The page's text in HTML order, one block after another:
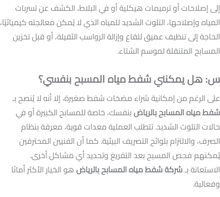
إلى إصلاحات أو ترميمات هيكلية أو في البلاط، الكشف عن تسربات
المياه وإصلاحها، التلوث الشديد للمياه الذي لا يُمكن معالجته كيميائيًا،
الحاجة إلى تنظيف عميق للقاع وإزالة الرواسب الثقيلة، أو قبل تخزين
المسابح المتنقلة لموسم الشتاء.
س: هل يمكنني شفط مياه المسبح بنفسي؟
على الرغم من إمكانية شراء مضخات شفط صغيرة، إلا أنه لا يُنصح بـ
شفط مياه المسابح بالرياضبنفسك، خاصة للمسابح الكبيرة أو في
حالات التلوث الشديد. تتطلب العملية معدات قوية، معرفة بنظام
الصرف، والالتزام بلوائح التصريف البيئية. كما أن الفنيين المحترفين
يُمكنهم فحص المسبح بعد التفريغ وتحديد أي مشاكل أخرى.
الاستعانة بـشركة شفط مياه المسابح بالرياضهو الخيار الأكثر أمانًا
وفعالية.